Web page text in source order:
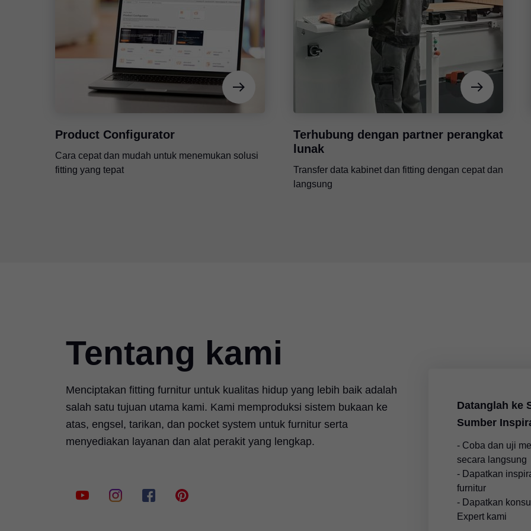
Product Configurator
Cara cepat dan mudah untuk menemukan solusi
fitting yang tepat
Terhubung dengan partner perangkat
lunak
Transfer data kabinet dan fitting dengan cepat dan
langsung
Tentang kami
Menciptakan fitting furnitur untuk kualitas hidup yang lebih baik adalah
salah satu tujuan utama kami. Kami memproduksi sistem bukaan ke
atas, engsel, tarikan, dan pocket system untuk furnitur serta
menyediakan layanan dan alat perakit yang lengkap.
Datanglah ke
Sumber
- Coba dan uji
secara langsung
- Dapatkan
furnitur
- Dapatkan
Expert kami